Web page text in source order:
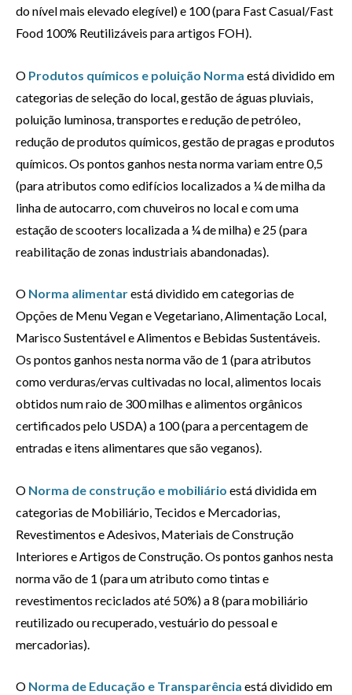
do nível mais elevado elegível) e 100 (para Fast Casual/Fast
Food 100% Reutilizáveis para artigos FOH).
O Produtos químicos e poluição Norma está dividido em
categorias de seleção do local, gestão de águas pluviais,
poluição luminosa, transportes e redução de petróleo,
redução de produtos químicos, gestão de pragas e produtos
químicos. Os pontos ganhos nesta norma variam entre 0,5
(para atributos como edifícios localizados a ¼ de milha da
linha de autocarro, com chuveiros no local e com uma
estação de scooters localizada a ¼ de milha) e 25 (para
reabilitação de zonas industriais abandonadas).
O Norma alimentarestá dividido em categorias de
Opções de Menu Vegan e Vegetariano, Alimentação Local,
Marisco Sustentável e Alimentos e Bebidas Sustentáveis.
Os pontos ganhos nesta norma vão de 1 (para atributos
como verduras/ervas cultivadas no local, alimentos locais
obtidos num raio de 300 milhas e alimentos orgânicos
certificados pelo USDA) a 100 (para a percentagem de
entradas e itens alimentares que são veganos).
O Norma de construção e mobiliário está dividida em
categorias de Mobiliário, Tecidos e Mercadorias,
Revestimentos e Adesivos, Materiais de Construção
Interiores e Artigos de Construção. Os pontos ganhos nesta
norma vão de 1 (para um atributo como tintas e
revestimentos reciclados até 50%) a 8 (para mobiliário
reutilizado ou recuperado, vestuário do pessoal e
mercadorias).
O Norma de Educação e Transparência está dividido em